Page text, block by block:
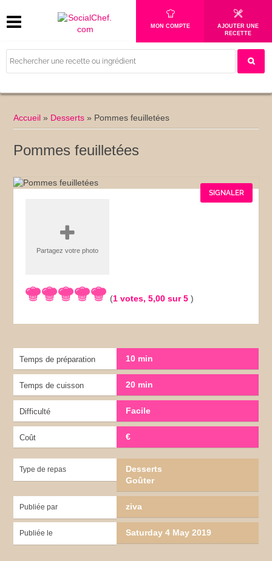
MON COMPTE
AJOUTER UNE
RECETTE
Accueil » Desserts » Pommes feuilletées
Pommes feuilletées
SIGNALER
Partagez votre photo
(1 votes,5,00 sur 5)
Temps de préparation 10 min
Temps de cuisson 20 min
Difficulté Facile
Coût €
Type de repas
Desserts
Goûter
Publiée par ziva
Publiée le Saturday 4 May 2019